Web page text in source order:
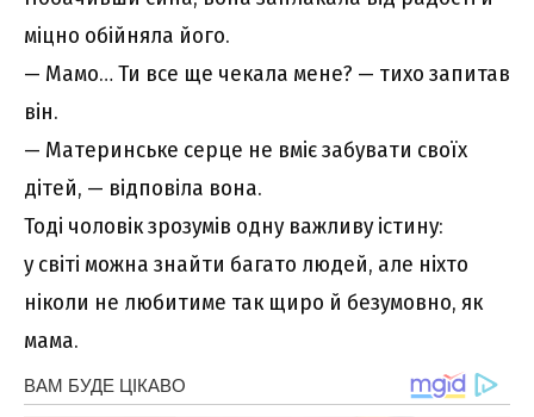
міцно обійняла його.
— Мамо… Ти все ще чекала мене? — тихо запитав
він.
— Материнське серце не вміє забувати своїх
дітей, — відповіла вона.
Тоді чоловік зрозумів одну важливу істину:
у світі можна знайти багато людей, але ніхто
ніколи не любитиме так щиро й безумовно, як
мама.